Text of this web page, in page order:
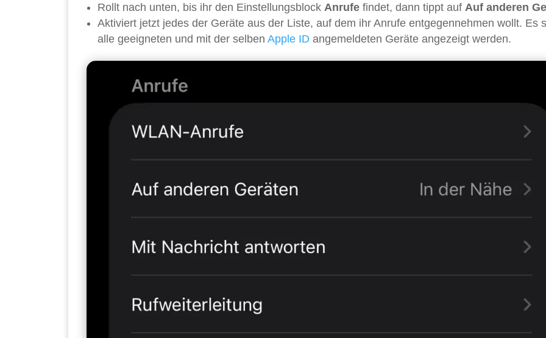
Rollt nach unten, bis ihr den Einstellungsblock Anrufe findet, dann tippt auf Auf anderen
Aktiviert jetzt jedes der Geräte aus der Liste, auf dem ihr Anrufe entgegennehmen wollt. Es
alle geeigneten und mit der selben Apple ID angemeldeten Geräte angezeigt werden.